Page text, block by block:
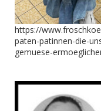
https://
paten-patinnen-die-
gemuese-